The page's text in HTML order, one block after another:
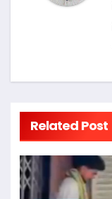
Related Post